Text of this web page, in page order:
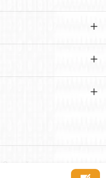
производитель
медицинских